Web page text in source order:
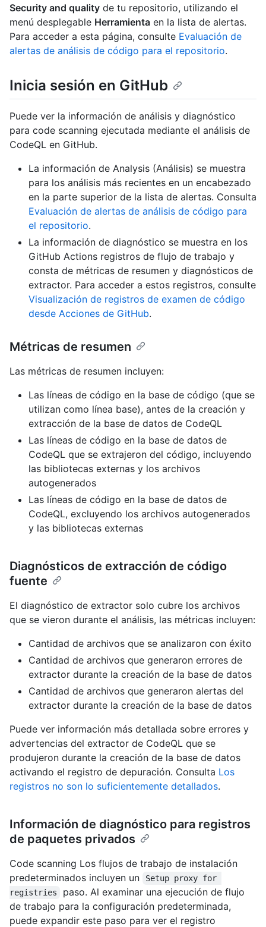
Security and quality de tu repositorio, utilizando el
menú desplegable Herramienta en la lista de alertas.
Para acceder a esta página, consulte Evaluación de
alertas de análisis de código para el repositorio.
Inicia sesión en GitHub
Puede ver la información de análisis y diagnóstico
para code scanning ejecutada mediante el análisis de
CodeQL en GitHub.
La información de Analysis (Análisis) se muestra
para los análisis más recientes en un encabezado
en la parte superior de la lista de alertas. Consulta
Evaluación de alertas de análisis de código para
el repositorio.
La información de diagnóstico se muestra en los
GitHub Actions registros de flujo de trabajo y
consta de métricas de resumen y diagnósticos de
extractor. Para acceder a estos registros, consulte
Visualización de registros de examen de código
desde Acciones de GitHub.
Métricas de resumen
Las métricas de resumen incluyen:
Las líneas de código en la base de código (que se
utilizan como línea base), antes de la creación y
extracción de la base de datos de CodeQL
Las líneas de código en la base de datos de
CodeQL que se extrajeron del código, incluyendo
las bibliotecas externas y los archivos
autogenerados
Las líneas de código en la base de datos de
CodeQL, excluyendo los archivos autogenerados
y las bibliotecas externas
Diagnósticos de extracción de código
fuente
El diagnóstico de extractor solo cubre los archivos
que se vieron durante el análisis, las métricas incluyen:
Cantidad de archivos que se analizaron con éxito
Cantidad de archivos que generaron errores de
extractor durante la creación de la base de datos
Cantidad de archivos que generaron alertas del
extractor durante la creación de la base de datos
Puede ver información más detallada sobre errores y
advertencias del extractor de CodeQL que se
produjeron durante la creación de la base de datos
activando el registro de depuración. Consulta Los
registros no son lo suficientemente detallados.
Información de diagnóstico para registros
de paquetes privados
Code scanning Los flujos de trabajo de instalación
predeterminados incluyen un
Setup proxy for
registries
paso. Al examinar una ejecución de flujo
de trabajo para la configuración predeterminada,
puede expandir este paso para ver el registro